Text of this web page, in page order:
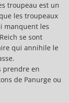
troupeau est un
les troupeaux
manquent les
se sont
qui annihile le
prendre en
de Panurge ou